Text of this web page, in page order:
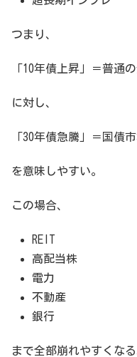
つまり、
「10年債上昇」＝普通
に対し、
「30年債急騰」＝国債
を意味しやすい。
この場合、
REIT
高配当株
電力
不動産
銀行
まで全部崩れやすくなる